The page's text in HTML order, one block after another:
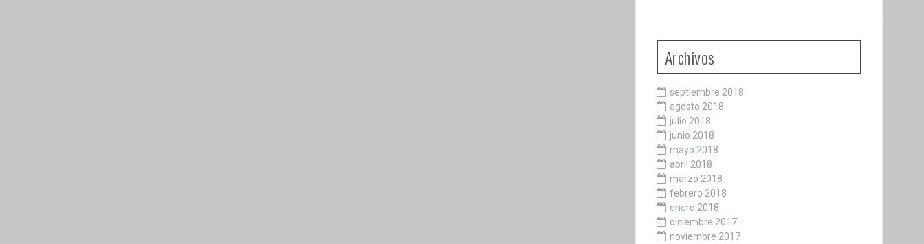
Archivos
septiembre 2018
agosto 2018
julio 2018
junio 2018
mayo 2018
abril 2018
marzo 2018
febrero 2018
enero 2018
diciembre 2017
noviembre 2017